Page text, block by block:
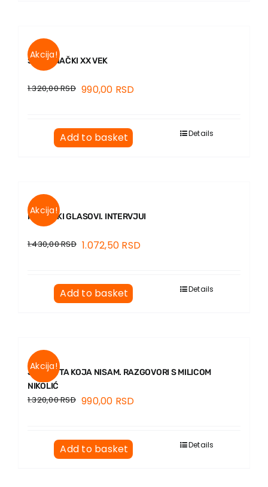
Akcija!
SLOVENAČKI XX VEK
1.320,00RSD 990,00 RSD
Add to basket Details
Akcija!
PESNIČKI GLASOVI. INTERVJUI
1.430,00RSD 1.072,50 RSD
Add to basket Details
Akcija!
JA SAM TA KOJA NISAM. RAZGOVORI S MILICOM
NIKOLIĆ
1.320,00RSD 990,00 RSD
Add to basket Details